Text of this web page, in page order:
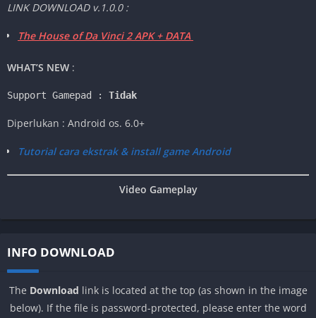
LINK DOWNLOAD v.1.0.0 :
The House of Da Vinci 2 APK + DATA
WHAT’S NEW :
Support Gamepad : Tidak
Diperlukan : Android os. 6.0+
Tutorial cara ekstrak & install game Android
Video Gameplay
INFO DOWNLOAD
The Download link is located at the top (as shown in the image
below). If the file is password-protected, please enter the word